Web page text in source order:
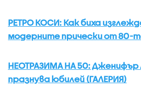
РЕТРО КОСИ: Как биха
модерните прически от 80-
НЕОТРАЗИМА НА 50: Дженифър
празнува юбилей (ГАЛЕРИЯ)